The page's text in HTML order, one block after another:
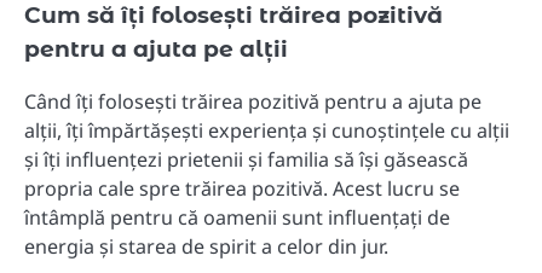
Cum să îți folosești trăirea pozitivă
pentru a ajuta pe alții
Când îți folosești trăirea pozitivă pentru a ajuta pe
alții, îți împărtășești experiența și cunoștințele cu alții
și îți influențezi prietenii și familia să își găsească
propria cale spre trăirea pozitivă. Acest lucru se
întâmplă pentru că oamenii sunt influențați de
energia și starea de spirit a celor din jur.